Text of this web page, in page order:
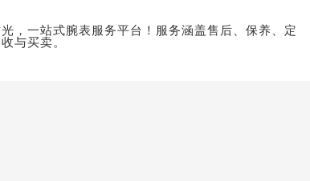
太平路萧邦售后服务中心（需提前预约）
大同街萧邦售后服务中心（需提前预约）
街与康庄路交叉口萧邦售后服务中心（需提前预约）